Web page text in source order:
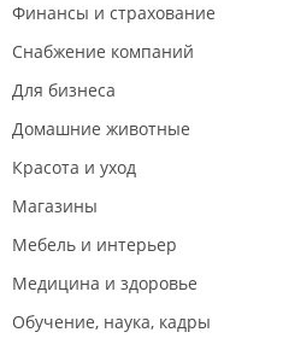
Финансы и страхование
Снабжение компаний
Для бизнеса
Домашние животные
Красота и уход
Магазины
Мебель и интерьер
Медицина и здоровье
Обучение, наука, кадры